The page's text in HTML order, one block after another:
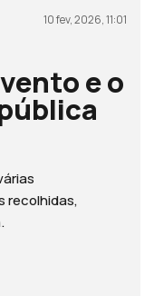
10 fev, 2026, 11:01
e o
recolhidas,